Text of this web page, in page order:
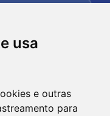
usa
e outras
para